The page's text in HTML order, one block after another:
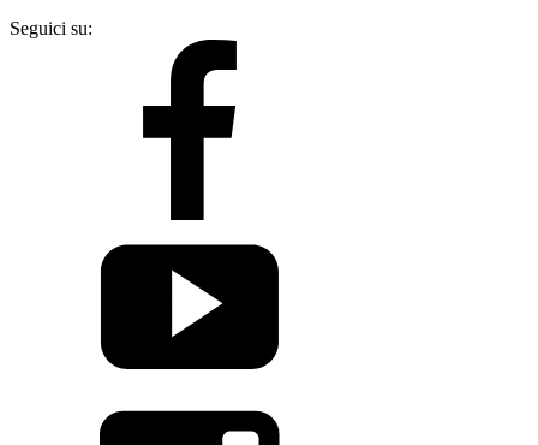
Seguici su: